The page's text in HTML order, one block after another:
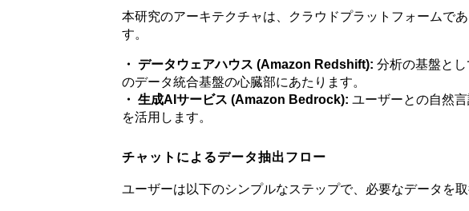
本研究のアーキテクチャは、クラウドプラットフォームで
す。
・ データウェアハウス (Amazon Redshift): 分析の基盤と
のデータ統合基盤の心臓部にあたります。
・ 生成AIサービス (Amazon Bedrock): ユーザーとの自然
を活用します。
チャットによるデータ抽出フロー
ユーザーは以下のシンプルなステップで、必要なデータを取